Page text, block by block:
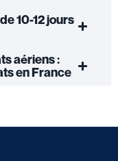
10-12 jours
aériens :
en France